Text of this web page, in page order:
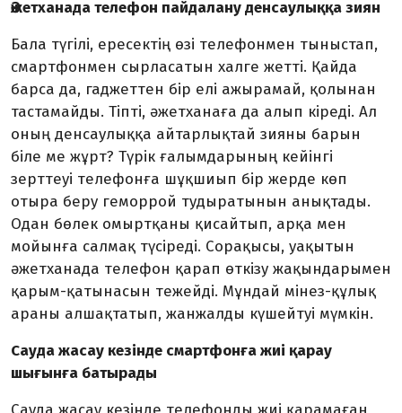
Әжетханада телефон пайдалану денсаулыққа зиян
Бала түгілі, ересектің өзі телефонмен тыныстап,
смартфонмен сырласатын халге жетті. Қайда
барса да, гаджеттен бір елі ажырамай, қолынан
тастамайды. Тіпті, әжетханаға да алып кіреді. Ал
оның денсаулыққа айтарлықтай зияны барын
біле ме жұрт? Түрік ғалымдарының кейінгі
зерттеуі телефонға шұқшиып бір жерде көп
отыра беру геморрой тудыратынын анықтады.
Одан бөлек омыртқаны қисайтып, арқа мен
мойынға салмақ түсіреді. Сорақысы, уақытын
әжетханада телефон қарап өткізу жақындарымен
қарым-қатынасын тежейді. Мұндай мінез-құлық
араны алшақтатып, жанжалды күшейтуі мүмкін.
Сауда жасау кезінде смартфонға жиі қарау
шығынға батырады